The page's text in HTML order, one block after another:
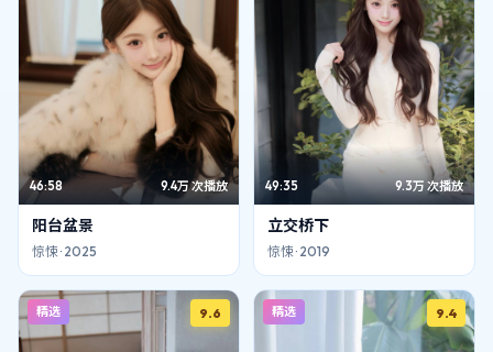
46:58 9.4万次播放
阳台盆景
惊悚· 2025
49:35 9.3万次播放
立交桥下
惊悚· 2019
精选 9.6 精选 9.4